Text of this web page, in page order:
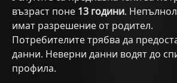
възраст поне 13 години.
имат разрешение от родител.
Потребителите трябва да
данни. Неверни данни водят до
профила.